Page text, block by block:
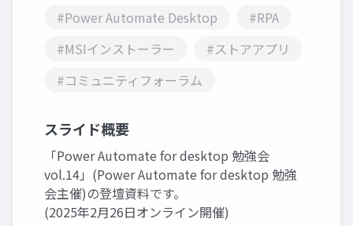
#Power Automate Desktop
#RPA
#MSIインストーラー
#ストアアプリ
#コミュニティフォーラム
スライド概要
「Power Automate for desktop 勉強会
vol.14」(Power Automate for desktop 勉強
会主催)の登壇資料です。
(2025年2月26日オンライン開催)